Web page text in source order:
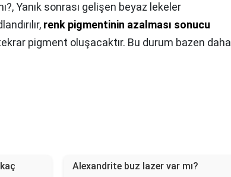
Yanık sonrası gelişen beyaz lekeler
renk pigmentinin azalması sonucu
pigment oluşacaktır. Bu durum bazen daha
Alexandrite buz lazer var mı?